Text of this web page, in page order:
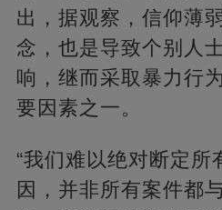
出，据观察，信仰薄
念，也是导致个别人
响，继而采取暴力行
要因素之一。
“我们难以绝对断定所
因，并非所有案件都